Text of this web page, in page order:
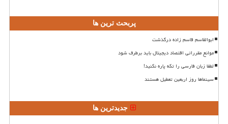
پربحث ترین ها
ابوالقاسم قاسم زاده درگذشت
موانع مقرراتی اقتصاد دیجیتال باید برطرف شود
لطفا زبان فارسی را تکه پاره نکنید!
سینماها روز اربعین تعطیل هستند
جدیدترین ها